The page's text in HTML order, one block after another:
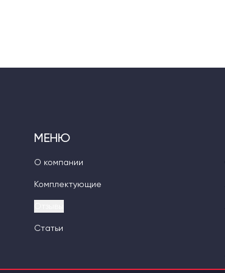
МЕНЮ
О компании
Комплектующие
Статьи